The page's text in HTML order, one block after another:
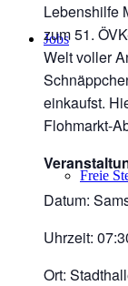
Jobs
Freie
Lebenshilfe
zum 51.
Welt voller
einkaufst.
Flohmarkt-
Datum:
Uhrzeit:
Ort: